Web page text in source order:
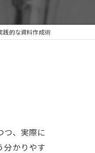
践的な資料作成術
つ、実際に
分かりやす